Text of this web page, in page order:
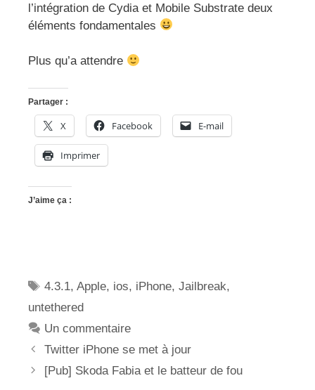
l’intégration de Cydia et Mobile Substrate deux
éléments fondamentales
Plus qu’a attendre
Partager :
X Facebook E-mail
Imprimer
J’aime ça :
Étiquettes
4.3.1,Apple, ios, iPhone,Jailbreak,
untethered
Un commentaire
Twitter iPhone se met à jour
[Pub] Skoda Fabia et le batteur de fou